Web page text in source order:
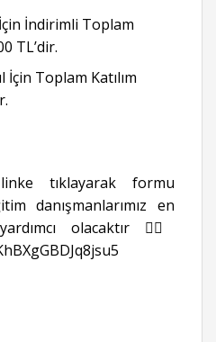
İndirimli Toplam
TL’dir.
Toplam Katılım
tıklayarak formu
danışmanlarımız en
olacaktır 👉🏻